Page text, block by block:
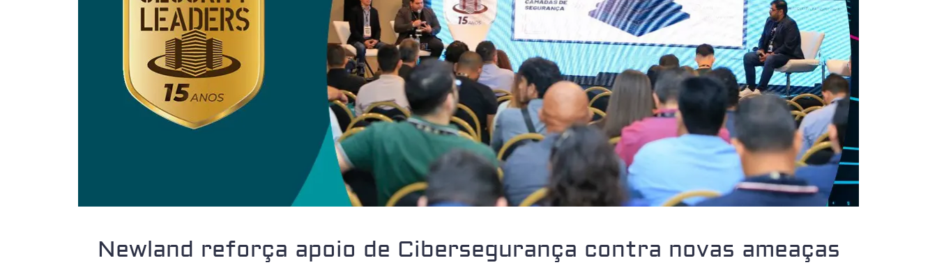
Newland reforça apoio de Cibersegurança contra novas ameaças